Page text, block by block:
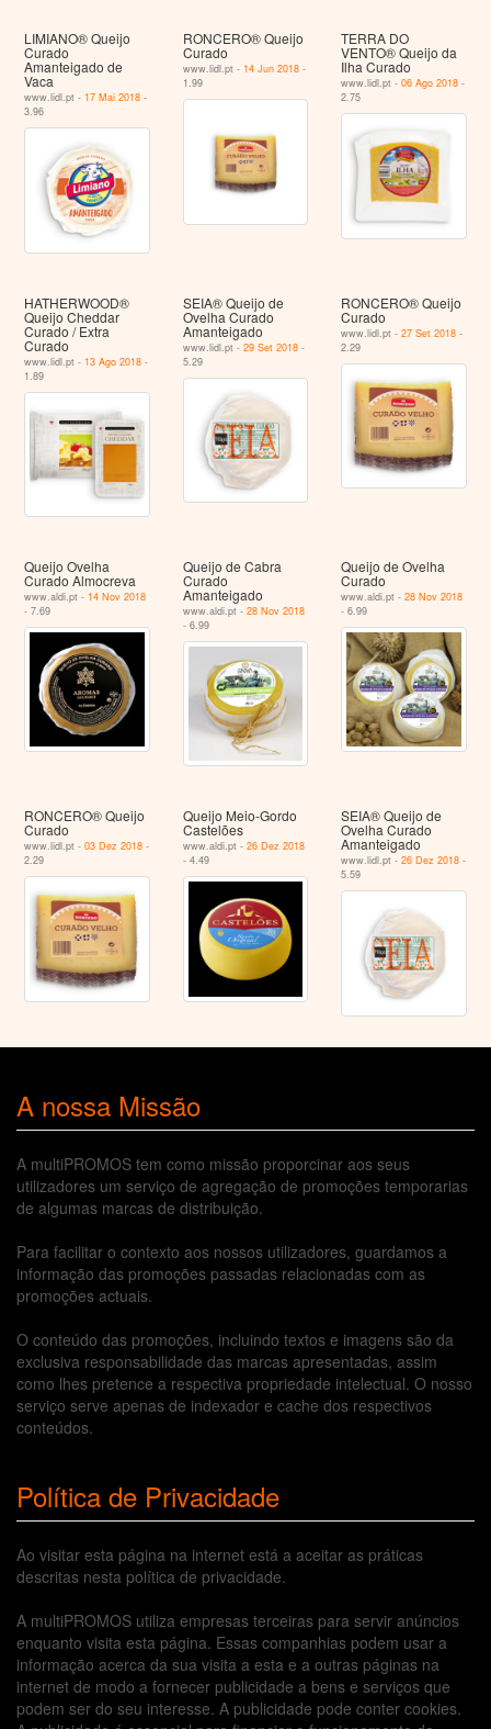
LIMIANO® Queijo
Curado
Amanteigado de
Vaca
www.lidl.pt - 17 Mai 2018 -
3.96
RONCERO® Queijo
Curado
www.lidl.pt - 14 Jun 2018-
1.99
TERRA DO
VENTO® Queijo da
Ilha Curado
www.lidl.pt -06 Ago 2018 -
2.75
HATHERWOOD®
Queijo Cheddar
Curado / Extra
Curado
www.lidl.pt - 13 Ago 2018 -
1.89
SEIA® Queijo de
Ovelha Curado
Amanteigado
www.lidl.pt - 29 Set 2018-
5.29
RONCERO® Queijo
Curado
www.lidl.pt -27 Set 2018 -
2.29
Queijo Ovelha
Curado Almocreva
www.aldi.pt - 14 Nov 2018
- 7.69
Queijo de Cabra
Curado
Amanteigado
www.aldi.pt - 28 Nov 2018
- 6.99
Queijo de Ovelha
Curado
www.aldi.pt -28 Nov 2018
- 6.99
RONCERO® Queijo
Curado
www.lidl.pt -03 Dez 2018 -
2.29
Queijo Meio-Gordo
Castelões
www.aldi.pt - 26 Dez 2018
- 4.49
SEIA® Queijo de
Ovelha Curado
Amanteigado
www.lidl.pt -26 Dez 2018 -
5.59
A nossa Missão
A multiPROMOS tem como missão proporcinar aos seus
utilizadores um serviço de agregação de promoções temporarias
de algumas marcas de distribuição.
Para facilitar o contexto aos nossos utilizadores, guardamos a
informação das promoções passadas relacionadas com as
promoções actuais.
O conteúdo das promoções, incluindo textos e imagens são da
exclusiva responsabilidade das marcas apresentadas, assim
como lhes pretence a respectiva propriedade intelectual. O nosso
serviço serve apenas de indexador e cache dos respectivos
conteúdos.
Política de Privacidade
Ao visitar esta página na internet está a aceitar as práticas
descritas nesta política de privacidade.
A multiPROMOS utiliza empresas terceiras para servir anúncios
enquanto visita esta página. Essas companhias podem usar a
informação acerca da sua visita a esta e a outras páginas na
internet de modo a fornecer publicidade a bens e serviços que
podem ser do seu interesse. A publicidade pode conter cookies.